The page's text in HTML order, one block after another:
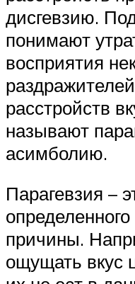
дисгевзию.
понимают
восприятия
расстройств
называют
асимболию.
Парагевзия –
причины.
ощущать вкус